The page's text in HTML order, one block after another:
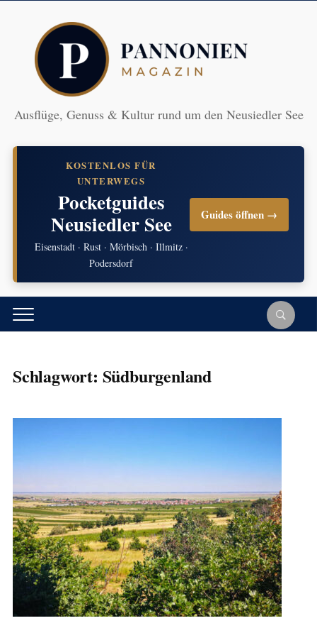
Ausflüge, Genuss & Kultur rund um den Neusiedler See
KOSTENLOS FÜR
UNTERWEGS
Pocketguides
Neusiedler See
Eisenstadt · Rust · Mörbisch · Illmitz ·
Podersdorf
Guides öffnen →
Schlagwort: Südburgenland